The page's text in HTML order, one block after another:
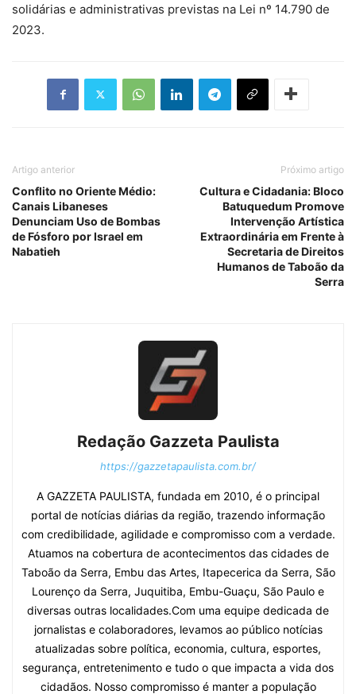
solidárias e administrativas previstas na Lei nº 14.790 de
2023.
Artigo anterior
Conflito no Oriente Médio:
Canais Libaneses
Denunciam Uso de Bombas
de Fósforo por Israel em
Nabatieh
Próximo artigo
Cultura e Cidadania: Bloco
Batuquedum Promove
Intervenção Artística
Extraordinária em Frente à
Secretaria de Direitos
Humanos de Taboão da
Serra
Redação Gazzeta Paulista
https://gazzetapaulista.com.br/
A GAZZETA PAULISTA, fundada em 2010, é o principal
portal de notícias diárias da região, trazendo informação
com credibilidade, agilidade e compromisso com a verdade.
Atuamos na cobertura de acontecimentos das cidades de
Taboão da Serra, Embu das Artes, Itapecerica da Serra, São
Lourenço da Serra, Juquitiba, Embu-Guaçu, São Paulo e
diversas outras localidades.Com uma equipe dedicada de
jornalistas e colaboradores, levamos ao público notícias
atualizadas sobre política, economia, cultura, esportes,
segurança, entretenimento e tudo o que impacta a vida dos
cidadãos. Nosso compromisso é manter a população